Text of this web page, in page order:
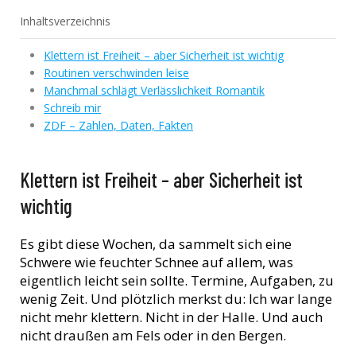
Inhaltsverzeichnis
Klettern ist Freiheit – aber Sicherheit ist wichtig
Routinen verschwinden leise
Manchmal schlägt Verlässlichkeit Romantik
Schreib mir
ZDF – Zahlen, Daten, Fakten
Klettern ist Freiheit – aber Sicherheit ist
wichtig
Es gibt diese Wochen, da sammelt sich eine
Schwere wie feuchter Schnee auf allem, was
eigentlich leicht sein sollte. Termine, Aufgaben, zu
wenig Zeit. Und plötzlich merkst du: Ich war lange
nicht mehr klettern. Nicht in der Halle. Und auch
nicht draußen am Fels oder in den Bergen.